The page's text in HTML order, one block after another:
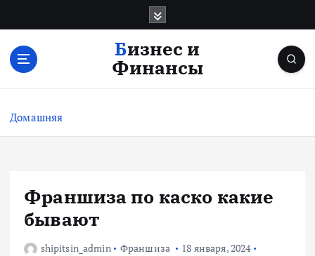
с
Бизнес и
Финансы
Домашняя
Франшиза по каско какие
бывают
shipitsin_admin Франшиза
18 января, 2024